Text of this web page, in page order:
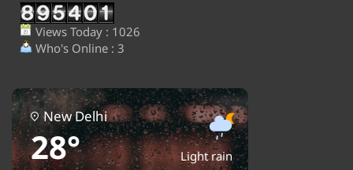
Views Today : 1026
Who's Online : 3
New Delhi
28° Light rain